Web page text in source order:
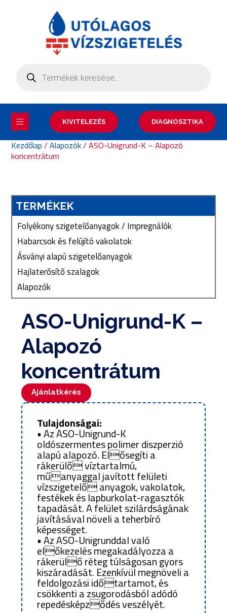
KIVITELEZÉS DIAGNOSZTIKA
Kezdőlap /Alapozók/ ASO-Unigrund-K – Alapozó
koncentrátum
TERMÉKEK
Folyékony szigetelőanyagok / Impregnálók
Habarcsok és felújító vakolatok
Ásványi alapú szigetelőanyagok
Hajlaterősítő szalagok
Alapozók
ASO-Unigrund-K –
Alapozó
koncentrátum
Ajánlatkérés
Tulajdonságai:
• Az ASO-Unigrund-K
oldószermentes polimer diszperzió
alapú alapozó. Elősegíti a
rákerülő víztartalmú,
műanyaggal javított felületi
vízszigetelő anyagok, vakolatok,
festékek és lapburkolat-ragasztók
tapadását. A felület szilárdságának
javításával növeli a teherbíró
képességet.
• Az ASO-Unigrunddal való
előkezelés megakadályozza a
rákerülő réteg túlságosan gyors
kiszáradását. Ezenkívül megnöveli a
feldolgozási időtartamot, és
csökkenti a zsugorodásból adódó
repedésképződés veszélyét.